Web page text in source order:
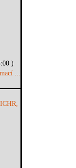
)
...